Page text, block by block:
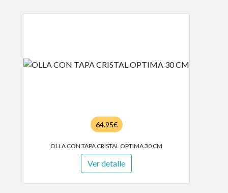
64.95€
OLLA CON TAPA CRISTAL OPTIMA 30 CM
Ver detalle